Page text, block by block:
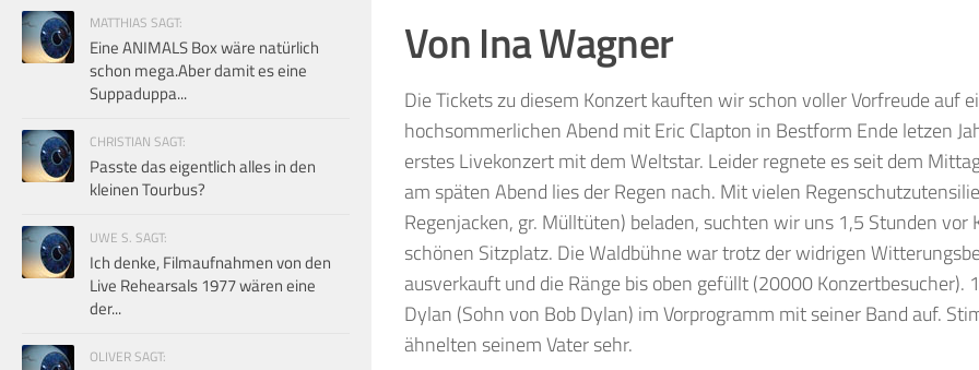
Von Ina Wagner
Die Tickets zu diesem Konzert kauften wir schon voller Vorfreude auf
hochsommerlichen Abend mit Eric Clapton in Bestform Ende letzen
erstes Livekonzert mit dem Weltstar. Leider regnete es seit dem
am späten Abend lies der Regen nach. Mit vielen
Regenjacken, gr. Mülltüten) beladen, suchten wir uns 1,5 Stunden vor
schönen Sitzplatz. Die Waldbühne war trotz der widrigen
ausverkauft und die Ränge bis oben gefüllt (20000 Konzertbesucher).
Dylan (Sohn von Bob Dylan) im Vorprogramm mit seiner Band auf.
ähnelten seinem Vater sehr.
MATTHIAS SAGT:
Eine ANIMALS Box wäre natürlich
schon mega.Aber damit es eine
Suppaduppa...
CHRISTIAN SAGT:
Passte das eigentlich alles in den
kleinen Tourbus?
UWE S. SAGT:
Ich denke, Filmaufnahmen von den
Live Rehearsals 1977 wären eine
der...
OLIVER SAGT: